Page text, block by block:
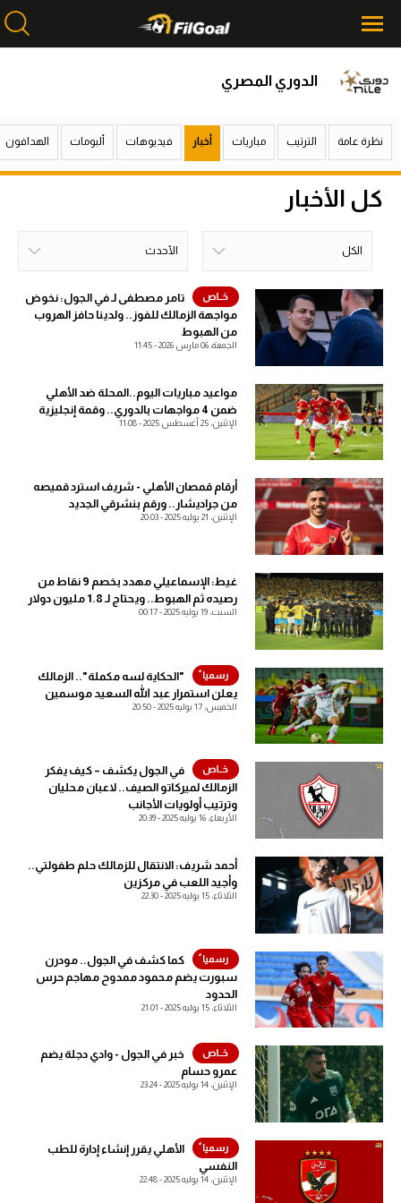
الرئيسية
أخبار
مباريات
ميركاتو
مسابقة التوقعات
فيديوهات
عدسات
آراء حرة
ركن الألعاب
بطولات
أمريكا 2026
الدوري المصري
الدوري الإنجليزي الممتاز
الدوري الإسباني
الدوري الإيطالي
الدوري الفرنسي
الدوري السعودي للمحترفين
دوري أبطال أوروبا
دوري أبطال إفريقيا
كل البطولات
أقسام
الكرة المصرية
الدوري المصري
الكرة الأوروبية
الكرة الإفريقية
منتخب مصر
الرئيسية
أخبار
مباريات
ميركاتو
مسابقة التوقعات
فيديوهات
عدسات
آراء حرة
ركن الألعاب
بطولات
أمريكا 2026
الدوري المصري
الدوري الإنجليزي الممتاز
الدوري الإسباني
الدوري الإيطالي
الدوري الألماني
الدوري الفرنسي
الدوري السعودي للمحترفين
دوري أبطال أوروبا
دوري أبطال إفريقيا
أقسام
الكرة المصرية
الدوري المصري
الكرة الأوروبية
الكرة الإفريقية
منتخب مصر
سعودي في الجول
الدوري المصري
نظرة عامة الترتيب مباريات أخبار فيديوهات ألبومات الهدافون
كل الأخبار
الأحدث الكل
الكل
خلال اليوم
خلال الإسبوع
خلال الشهر
تامر مصطفى لـ في الجول: نخوض
مواجهة الزمالك للفوز.. ولدينا حافز الهروب
من الهبوط
الجمعة، 06 مارس 2026 - 11:45
مواعيد مباريات اليوم..المحلة ضد الأهلي
ضمن 4 مواجهات بالدوري.. وقمة إنجليزية
الإثنين، 25 أغسطس 2025 - 11:08
أرقام قمصان الأهلي - شريف استرد قميصه
من جراديشار.. ورقم بنشرقي الجديد
الإثنين، 21 يوليه 2025 - 20:03
غيط: الإسماعيلي مهدد بخصم 9 نقاط من
رصيده ثم الهبوط.. ويحتاج لـ 1.8 مليون دولار
السبت، 19 يوليه 2025 - 00:17
"الحكاية لسه مكملة".. الزمالك
يعلن استمرار عبد الله السعيد موسمين
الخميس، 17 يوليه 2025 - 20:50
في الجول يكشف – كيف يفكر
الزمالك لميركاتو الصيف.. لاعبان محليان
وترتيب أولويات الأجانب
الأربعاء، 16 يوليه 2025 - 20:39
أحمد شريف: الانتقال للزمالك حلم طفولتي..
وأجيد اللعب في مركزين
الثلاثاء، 15 يوليه 2025 - 22:30
كما كشف في الجول.. مودرن
سبورت يضم محمود ممدوح مهاجم حرس
الحدود
الثلاثاء، 15 يوليه 2025 - 21:01
خبر في الجول - وادي دجلة يضم
عمرو حسام
الإثنين، 14 يوليه 2025 - 23:24
الأهلي يقرر إنشاء إدارة للطب
النفسي
الإثنين، 14 يوليه 2025 - 22:48